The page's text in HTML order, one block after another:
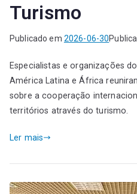
Turismo
Publicado em 2026-06-30
Especialistas e organizações
América Latina e África
sobre a cooperação
territórios através do turismo.
Ler mais